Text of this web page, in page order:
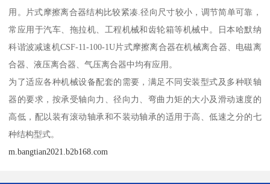
用。片式摩擦离合器结构比较紧凑.径向尺寸较小，调节简单可靠，
常应用于汽车、拖拉机、工程机械和齿轮箱等机械中。日本哈默纳
科谐波减速机CSF-11-100-1U片式摩擦离合器在机械离合器、电磁离
合器、液压离合器、气压离合器中均有应用。
为了适应各种机械设备配套的需要，满足不同安装型式及多种联轴
器的要求，按承受轴向力、径向力、弯曲力矩的大小及滑动速度的
高低，配以装有滚动轴承和不装动轴承的适用于高、低速之分的七
种结构型式。
m.bangtian2021.b2b168.com